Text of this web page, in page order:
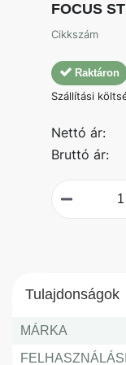
FOCUS
Cikkszám
Raktáron
Szállítási
Nettó ár:
Bruttó ár:
Tulajdonságok
MÁRKA
FELHASZNÁLÁSI